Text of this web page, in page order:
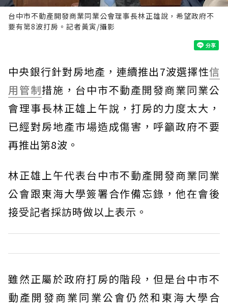
台中市不動產開發商業同業公會理事長林正雄說，希望政府不
要有第8波打房。記者黃寅/攝影
中央銀行針對房地產，連續推出7波選擇性信
用管制措施，台中市不動產開發商業同業公
會理事長林正雄上午說，打房的力度太大，
已經對房地產市場造成傷害，呼籲政府不要
再推出第8波。
林正雄上午代表台中市不動產開發商業同業
公會跟東海大學簽署合作備忘錄，他在會後
接受記者採訪時做以上表示。
雖然正屬於政府打房的階段，但是台中市不
動產開發商業同業公會仍然和東海大學合